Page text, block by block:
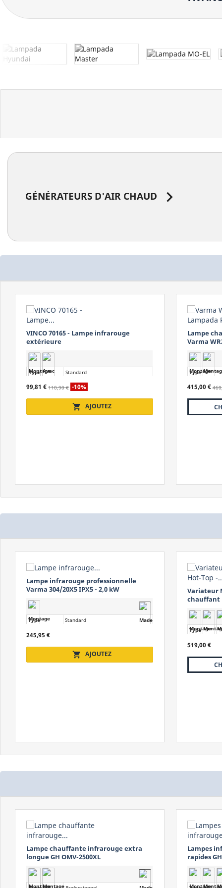
GÉNÉRATEURS D'AIR CHAUD 
Lampe chauffante professionnelle
Varma WR2000/20
Type
Professionnel
Alimentation
Monophasé
IP23
415,00 € 460,00 € -45,00 €
CHOISISSEZ UN MODÈLE
Varma
Type
Alimentation
Protection
314,10 €
Variateur MO-EL Hot-Top - Panneau
chauffant infrarouge - Puissance
réglable
de 1,35 à 3,20 kW
Protection
IP55
519,00 €
CHOISISSEZ UN MODÈLE
MASTER
Protection
330,00 €
Lampes infrarouges à ondes moyennes
rapides GH OMV-1650 / OMV-2250
Lampes
BHM-1500